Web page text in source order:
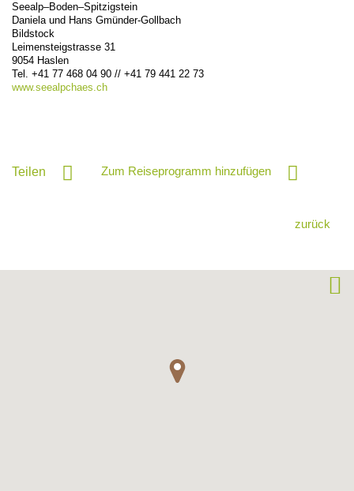
Seealp–Boden–Spitzigstein
Daniela und Hans Gmünder-Gollbach
Bildstock
Leimensteigstrasse 31
9054 Haslen
Tel. +41 77 468 04 90 // +41 79 441 22 73
www.seealpchaes.ch
Teilen Zum Reiseprogramm hinzufügen
zurück